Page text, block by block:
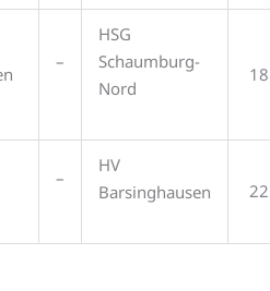
–
HSG
Schaumburg-
Nord
18
–
HV
Barsinghausen
22